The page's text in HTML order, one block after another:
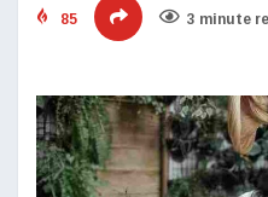
85 3 minute